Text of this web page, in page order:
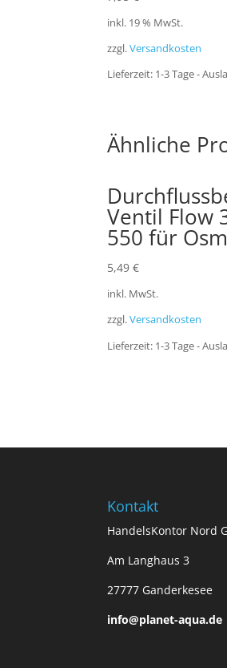
inkl. 19 % MwSt.
zzgl.Versandkosten
Lieferzeit: 1-3 Tage -
Ähnliche
Ventil Flow
550 für
5,49€
inkl. MwSt.
zzgl.Versandkosten
Lieferzeit: 1-3 Tage -
Kontakt
HandelsKontor Nord
Am Langhaus 3
27777 Ganderkesee
info@planet-aqua.de